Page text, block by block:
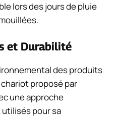
lors des jours de pluie
et Durabilité
des produits
proposé par
une approche
pour sa